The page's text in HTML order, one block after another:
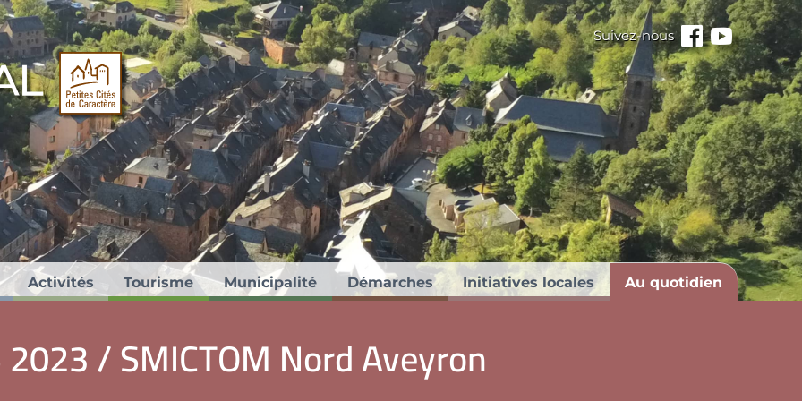
Suivez-nous
Facebook
Youtube
de Caractère®.
Activités Tourisme Municipalité Démarches Initiatives locales Au quotidien
2023 / SMICTOM Nord Aveyron